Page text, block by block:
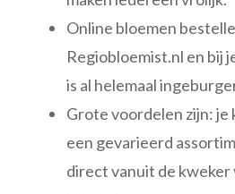
Online bloemen
Regiobloemist.nl en bij
is al helemaal
Grote voordelen zijn:
een gevarieerd
direct vanuit de